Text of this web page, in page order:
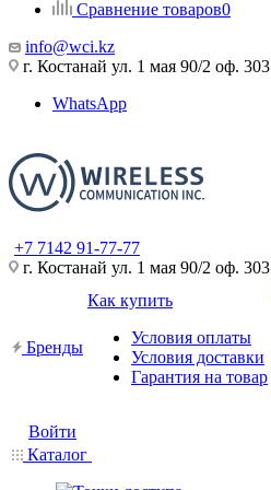
Сравнение товаров0
info@wci.kz
г. Костанай ул. 1 мая 90/2 оф. 303
WhatsApp
+7 7142 91-77-77
г. Костанай ул. 1 мая 90/2 оф. 303
Бренды
Как купить
Условия оплаты
Условия доставки
Гарантия на товар
Войти
Каталог